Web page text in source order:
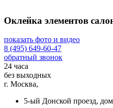
Оклейка элементов
показать фото и видео
8 (495) 649-60-47
обратный звонок
24 часа
без выходных
г. Москва,
5-ый Донской проезд,